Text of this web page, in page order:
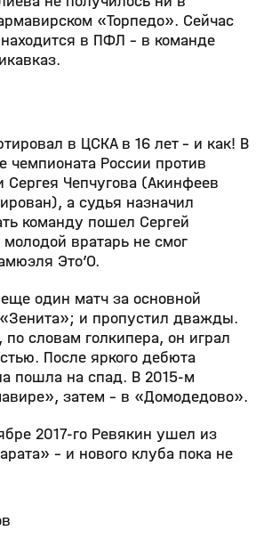
«Торпедо». Сейчас
в ПФЛ – в команде
в ЦСКА в 16 лет – и как! В
чемпионата России против
Чепчугова (Акинфеев
а судья назначил
команду пошел Сергей
вратарь не смог
Это’О.
один матч за основной
«Зенита»; и пропустил дважды.
по словам голкипера, он играл
После яркого дебюта
пошла на спад. В 2015-м
затем – в «Домодедово».
2017-го Ревякин ушел из
- и нового клуба пока не